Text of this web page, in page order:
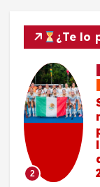
¿Te lo
2